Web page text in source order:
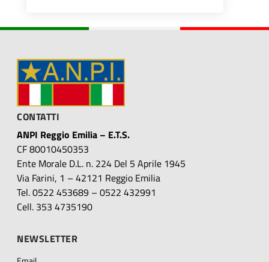
CONTATTI
ANPI Reggio Emilia – E.T.S.
CF 80010450353
Ente Morale D.L. n. 224 Del 5 Aprile 1945
Via Farini, 1 – 42121 Reggio Emilia
Tel. 0522 453689 – 0522 432991
Cell. 353 4735190
NEWSLETTER